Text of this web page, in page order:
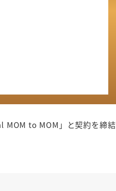
MOM to MOM」と契約を締結